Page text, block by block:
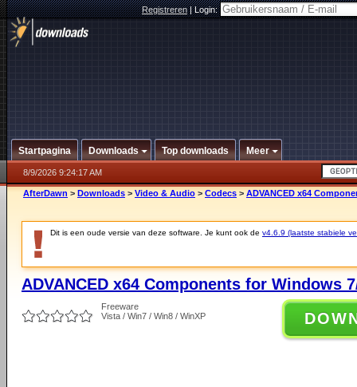
Registreren|Login:
Startpagina Downloads Top downloads Meer
8/9/2026 9:24:17 AM
AfterDawn > Downloads > Video & Audio > Codecs > ADVANCED x64
Dit is een oude versie van deze software. Je kunt ook de v4.6.9 (laatste stabiele
ADVANCED x64 Components for Windows
Freeware
Vista / Win7 / Win8 / WinXP